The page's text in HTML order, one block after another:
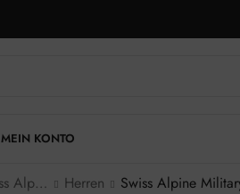
MEIN KONTO
Swiss Alpine Military Herren